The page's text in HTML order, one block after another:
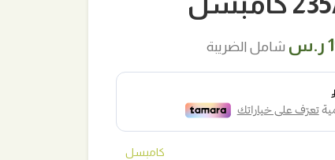
ر.سالسعر
190,00 ر.س.
شامل الضريبة
كامبسل